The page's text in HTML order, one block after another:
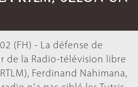
(FH) - La défense de
de la Radio-télévision libre
Ferdinand Nahimana,